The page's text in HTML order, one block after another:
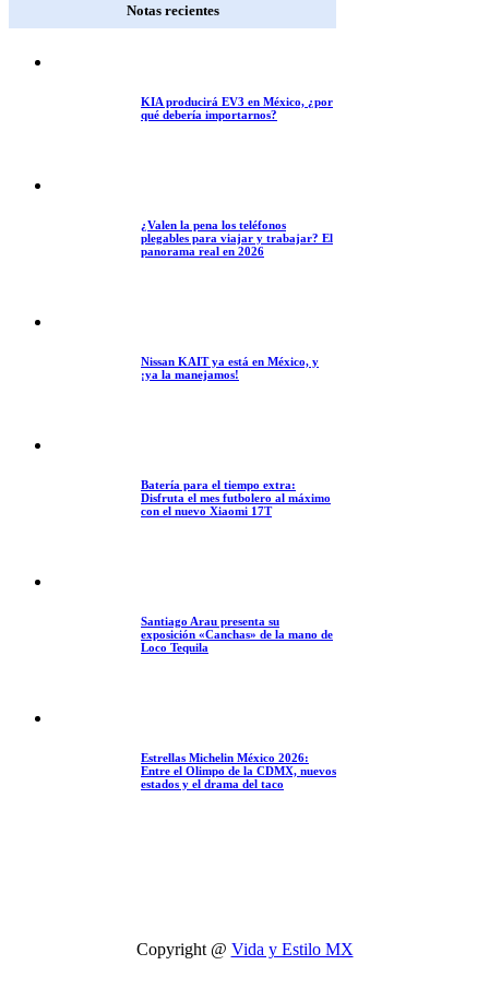
Notas recientes
KIA producirá EV3 en México, ¿por
qué debería importarnos?
¿Valen la pena los teléfonos
plegables para viajar y trabajar? El
panorama real en 2026
Nissan KAIT ya está en México, y
¡ya la manejamos!
Batería para el tiempo extra:
Disfruta el mes futbolero al máximo
con el nuevo Xiaomi 17T
Santiago Arau presenta su
exposición «Canchas» de la mano de
Loco Tequila
Estrellas Michelin México 2026:
Entre el Olimpo de la CDMX, nuevos
estados y el drama del taco
Copyright @ Vida y Estilo MX